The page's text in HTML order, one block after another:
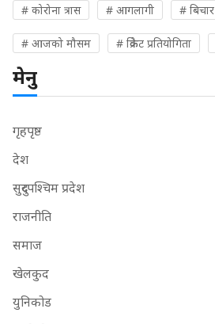
# कोरोना त्रास # आगलागी # बिचार
# आजको मौसम # क्रिकेट प्रतियोगिता
मेनु
गृहपृष्ठ
देश
सुदुरपश्चिम प्रदेश
राजनीति
समाज
खेलकुद
युनिकोड